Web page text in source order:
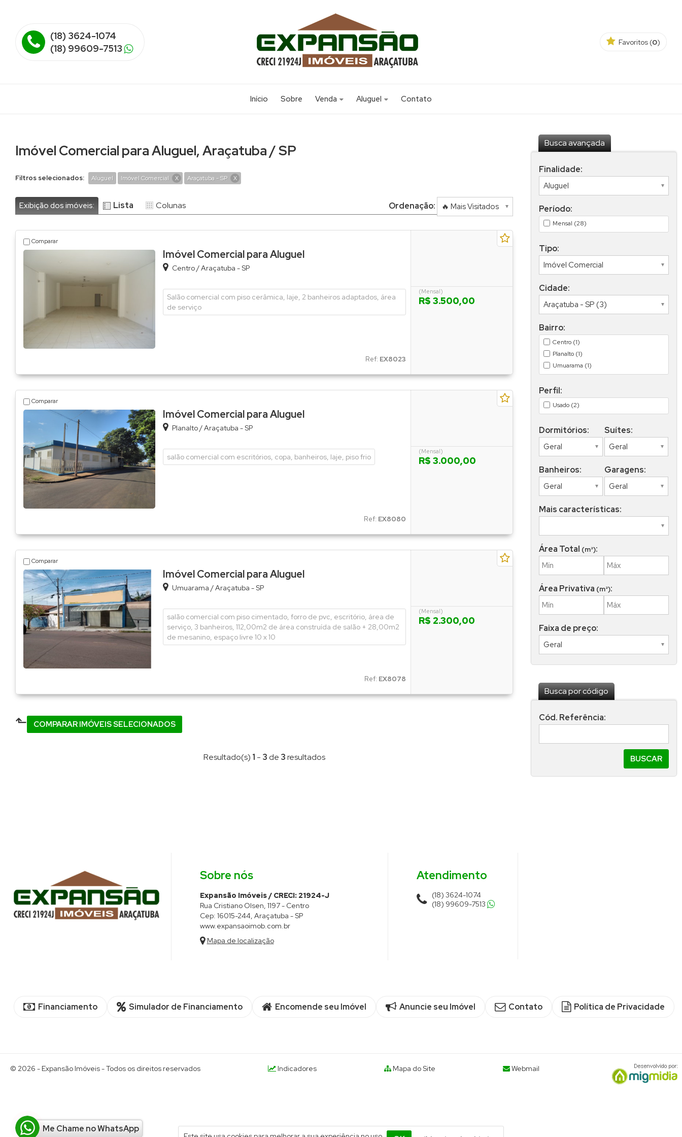
(18) 3624-1074
(18) 99609-7513
Favoritos (0)
Início Sobre
Venda
Terreno em Condomínio (5)
Aluguel
Imóvel Comercial (3)
Sala Comercial (2)
Contato
Imóvel Comercial para Aluguel, Araçatuba / SP
Filtros selecionados: Aluguel Imóvel Comercial X Araçatuba - SP X
Exibição dos imóveis: Lista Colunas Ordenação:
Comparar
Imóvel Comercial para Aluguel
Centro/Araçatuba - SP
Ref: EX8023
Salão comercial com piso cerâmica, laje, 2 banheiros adaptados, área
de serviço
R$ 3.500,00
(Mensal)
Comparar
Imóvel Comercial para Aluguel
Planalto/Araçatuba - SP
Ref: EX8080
salão comercial com escritórios, copa, banheiros, laje, piso frio R$ 3.000,00
(Mensal)
Comparar
Imóvel Comercial para Aluguel
Umuarama /Araçatuba - SP
Ref: EX8078
salão comercial com piso cimentado, forro de pvc, escritório, área de
serviço, 3 banheiros, 112,00m2 de área construída de salão + 28,00m2
de mesanino, espaço livre 10 x 10
R$ 2.300,00
(Mensal)
⬑ COMPARAR IMÓVEIS SELECIONADOS
Resultado(s) 1 - 3 de 3resultados
Busca avançada
Finalidade:
Período:
Mensal (28)
Tipo:
Cidade:
Bairro:
Centro (1)
Planalto (1)
Umuarama (1)
Perfil:
Usado (2)
Dormitórios: Suítes:
Banheiros: Garagens:
Mais características:
Área Total (m²):
Área Privativa (m²):
Faixa de preço:
Busca por código
Cód. Referência:
Sobre nós
Expansão Imóveis / CRECI: 21924-J
Rua Cristiano Olsen, 1197 - Centro
Cep: 16015-244, Araçatuba -SP
www.expansaoimob.com.br
Mapa de localização
Atendimento
(18) 3624-1074
(18) 99609-7513
Financiamento Simulador de Financiamento Encomende seu Imóvel Anuncie seu Imóvel Contato Política de Privacidade
© 2026 - Expansão Imóveis- Todos os direitos reservados Indicadores Mapa do Site Webmail
Me Chame no WhatsApp